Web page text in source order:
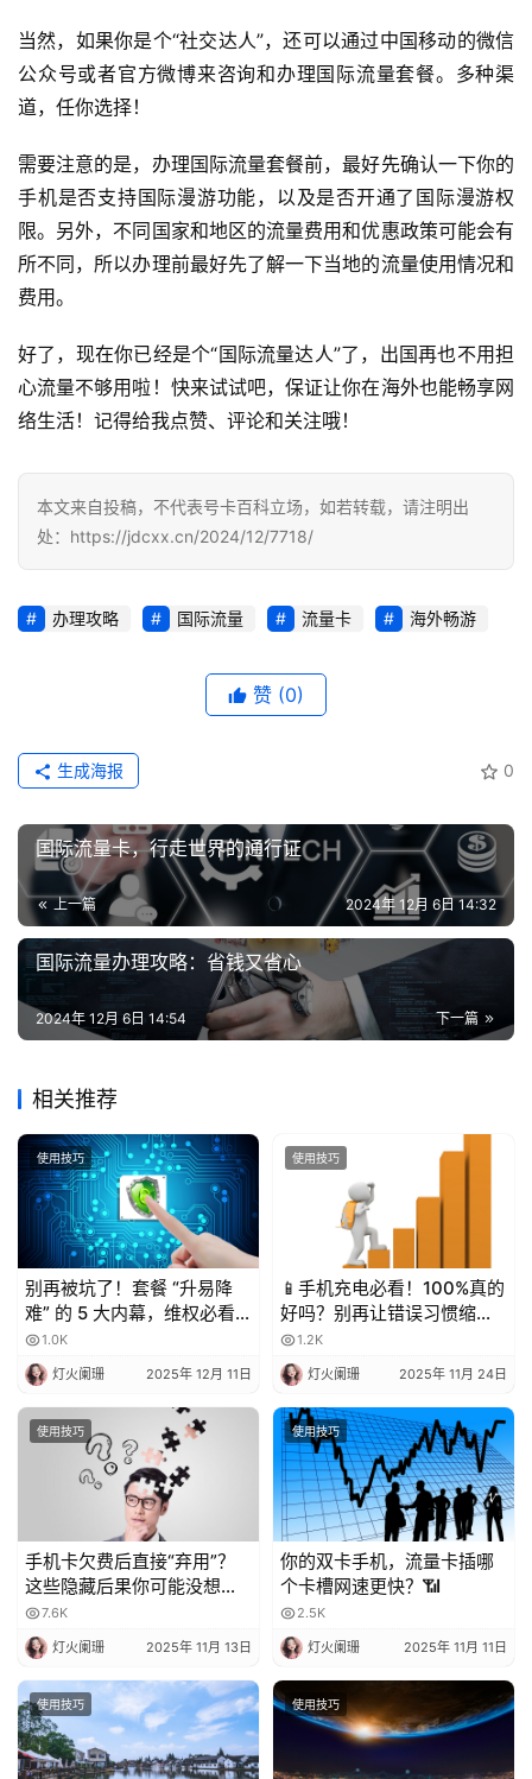
百
科
诈
知
识
行
资
讯
量
卡
推
号
增
业
务
登录 注册
当然，如果你是个“社交达人”，还可以通过中国移动的微信
公众号或者官方微博来咨询和办理国际流量套餐。多种渠
道，任你选择！
需要注意的是，办理国际流量套餐前，最好先确认一下你的
手机是否支持国际漫游功能，以及是否开通了国际漫游权
限。另外，不同国家和地区的流量费用和优惠政策可能会有
所不同，所以办理前最好先了解一下当地的流量使用情况和
费用。
好了，现在你已经是个“国际流量达人”了，出国再也不用担
心流量不够用啦！快来试试吧，保证让你在海外也能畅享网
络生活！记得给我点赞、评论和关注哦！
本文来自投稿，不代表号卡百科立场，如若转载，请注明出
处：https://jdcxx.cn/2024/12/7718/
办理攻略 国际流量 流量卡 海外畅游
赞 (0)
0
生成海报
国际流量卡，行走世界的通行证
上一篇 2024年 12月 6日 14:32
国际流量办理攻略：省钱又省心
下一篇
2024年 12月 6日 14:54
相关推荐
使用技巧
别再被坑了！套餐 “升易降
难” 的 5 大内幕，维权必看
💥1.0K
灯火阑珊 2025年 12月 11日
使用技巧
📱手机充电必看！100%真的
好吗？别再让错误习惯缩短
电池寿命！
1.2K
灯火阑珊 2025年 11月 24日
使用技巧
手机卡欠费后直接“弃用”？
这些隐藏后果你可能没想
到！
7.6K
灯火阑珊 2025年 11月 13日
使用技巧
你的双卡手机，流量卡插哪
个卡槽网速更快？📶
2.5K
灯火阑珊 2025年 11月 11日
使用技巧 使用技巧